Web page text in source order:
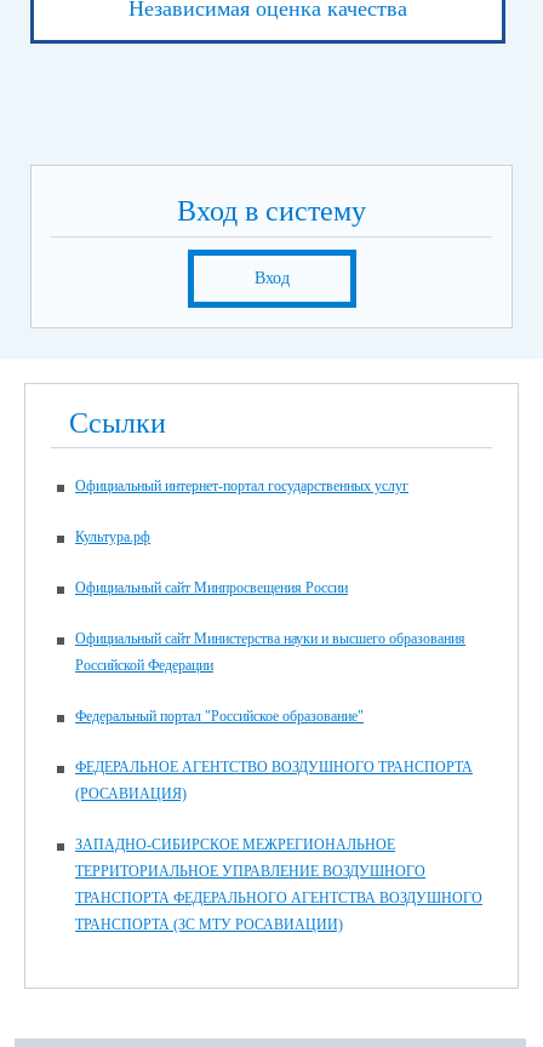
Независимая оценка качества
Вход в систему
Вход
Ссылки
Официальный интернет-портал государственных услуг
Культура.рф
Официальный сайт Минпросвещения России
Официальный сайт Министерства науки и высшего образования
Российской Федерации
Федеральный портал "Российское образование"
ФЕДЕРАЛЬНОЕ АГЕНТСТВО ВОЗДУШНОГО ТРАНСПОРТА
(РОСАВИАЦИЯ)
ЗАПАДНО-СИБИРСКОЕ МЕЖРЕГИОНАЛЬНОЕ
ТЕРРИТОРИАЛЬНОЕ УПРАВЛЕНИЕ ВОЗДУШНОГО
ТРАНСПОРТА ФЕДЕРАЛЬНОГО АГЕНТСТВА ВОЗДУШНОГО
ТРАНСПОРТА (ЗС МТУ РОСАВИАЦИИ)